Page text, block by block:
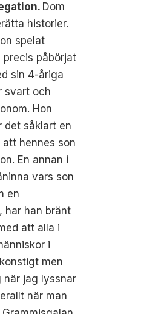
Dom
historier.
spelat
precis påbörjat
sin 4-åriga
svart och
Hon
det såklart en
hennes son
En annan i
vars son
en
har han bränt
att alla i
i
men
när jag lyssnar
när man